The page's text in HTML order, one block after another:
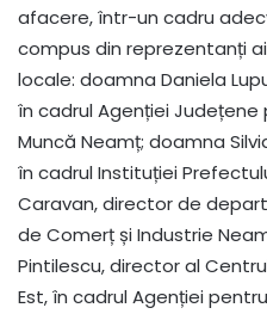
afacere, într-un cadru
compus din reprezentanți
locale: doamna Daniela
în cadrul Agenției
Muncă Neamț; doamna
în cadrul Instituției
Caravan, director de
de Comerț și Industrie
Pintilescu, director al
Est, în cadrul Agenției